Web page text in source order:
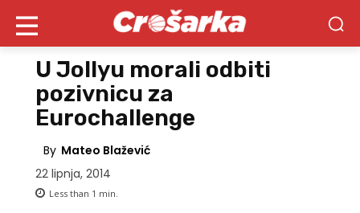
U Jollyu morali odbiti
pozivnicu za
Eurochallenge
By Mateo Blažević
22 lipnja, 2014
Less than 1 min.